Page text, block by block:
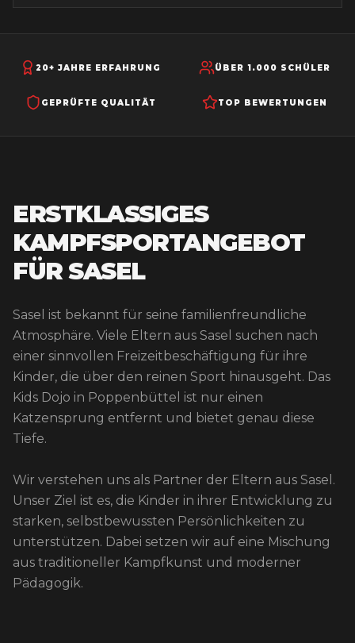
20+ JAHRE ERFAHRUNG ÜBER 1.000 SCHÜLER
GEPRÜFTE QUALITÄT TOP BEWERTUNGEN
ERSTKLASSIGES
KAMPFSPORTANGEBOT
FÜR SASEL
Sasel ist bekannt für seine familienfreundliche
Atmosphäre. Viele Eltern aus Sasel suchen nach
einer sinnvollen Freizeitbeschäftigung für ihre
Kinder, die über den reinen Sport hinausgeht. Das
Kids Dojo in Poppenbüttel ist nur einen
Katzensprung entfernt und bietet genau diese
Tiefe.
Wir verstehen uns als Partner der Eltern aus Sasel.
Unser Ziel ist es, die Kinder in ihrer Entwicklung zu
starken, selbstbewussten Persönlichkeiten zu
unterstützen. Dabei setzen wir auf eine Mischung
aus traditioneller Kampfkunst und moderner
Pädagogik.